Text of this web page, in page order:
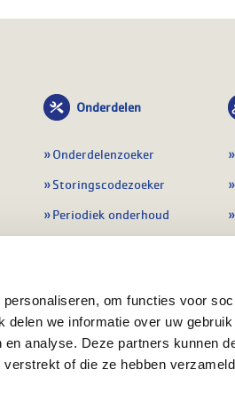
om functies voor
we informatie over uw
analyse. Deze partners kunnen
of die ze hebben
Onderdelen
Onderdelenzoeker
Storingscodezoeker
Periodiek onderhoud
Preventie & detectie
Alle onderdelen